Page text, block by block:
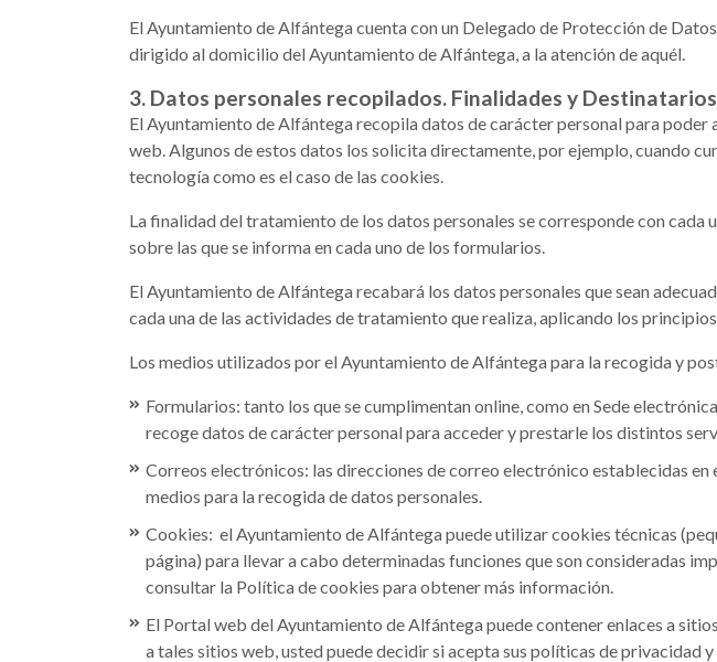
El Ayuntamiento de Alfántega cuenta con un Delegado de Protección de
dirigido al domicilio del Ayuntamiento de Alfántega, a la atención de aquél.
3. Datos personales recopilados. Finalidades y
El Ayuntamiento de Alfántega recopila datos de carácter personal para
web. Algunos de estos datos los solicita directamente, por ejemplo, cuando
tecnología como es el caso de las cookies.
La finalidad del tratamiento de los datos personales se corresponde con
sobre las que se informa en cada uno de los formularios.
El Ayuntamiento de Alfántega recabará los datos personales que sean
cada una de las actividades de tratamiento que realiza, aplicando los
Los medios utilizados por el Ayuntamiento de Alfántega para la recogida y
Formularios: tanto los que se cumplimentan online, como en Sede
recoge datos de carácter personal para acceder y prestarle los distintos
Correos electrónicos: las direcciones de correo electrónico establecidas
medios para la recogida de datos personales.
Cookies: el Ayuntamiento de Alfántega puede utilizar cookies técnicas
página) para llevar a cabo determinadas funciones que son consideradas
consultar la Política de cookies para obtener más información.
El Portal web del Ayuntamiento de Alfántega puede contener enlaces a
a tales sitios web, usted puede decidir si acepta sus políticas de privacidad